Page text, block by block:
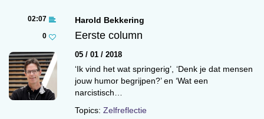
verwachting en spanning bij het openmaken van
de cadeautjes doet volgens De Groot denken
aan de gemoedstoestand van een vrouw die op
het punt staat te bevallen. ‘Sinterklaaskadootjes’
als het symbolisch sperma van Zwarte Piet –
kom er maar eens op.
Mijn grootste idool is Sir Harold Jeffreys, een
02:07
0
Harold Bekkering
Eerste column
05 / 01 / 2018
‘Ik vind het wat springerig’, ‘Denk je dat mensen
jouw humor begrijpen?’ en ‘Wat een
narcistisch…
Topics: Zelfreflectie